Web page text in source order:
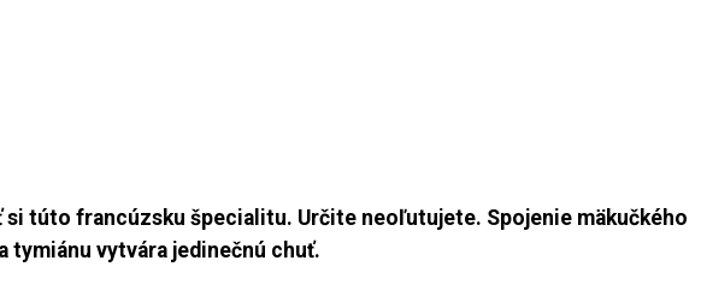
si túto francúzsku špecialitu. Určite neoľutujete. Spojenie mäkučkého
tymiánu vytvára jedinečnú chuť.